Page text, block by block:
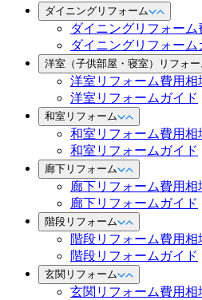
ダイニングリフォーム
ダイニングリフォーム
ダイニングリフォーム
洋室（子供部屋・寝室）リフォー
洋室リフォーム費用相
洋室リフォームガイド
和室リフォーム
和室リフォーム費用相
和室リフォームガイド
廊下リフォーム
廊下リフォーム費用相
廊下リフォームガイド
階段リフォーム
階段リフォーム費用相
階段リフォームガイド
玄関リフォーム
玄関リフォーム費用相